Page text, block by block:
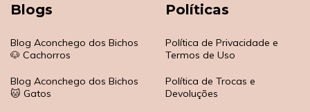
Blogs
Blog Aconchego dos Bichos
🐶 Cachorros
Blog Aconchego dos Bichos
🐱 Gatos
Políticas
Política de Privacidade e
Termos de Uso
Política de Trocas e
Devoluções